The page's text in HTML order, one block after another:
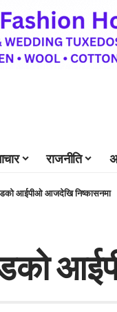
राजनीति
आईपीओ आजदेखि निष्कासनमा